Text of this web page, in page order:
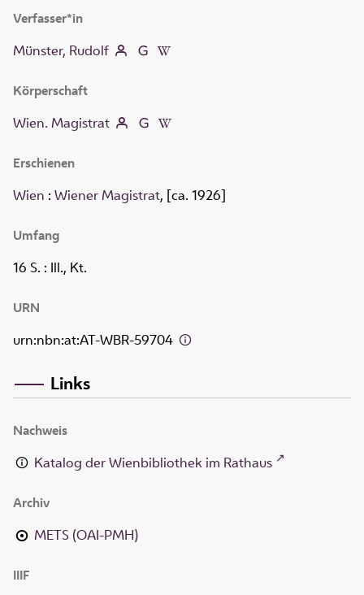
Verfasser*in
Münster, Rudolf
Körperschaft
Wien. Magistrat
Erschienen
Wien : Wiener Magistrat, [ca. 1926]
Umfang
16 S. : Ill., Kt.
URN
urn:nbn:at:AT-WBR-59704
Links
Nachweis
Katalog der Wienbibliothek im Rathaus
Archiv
METS (OAI-PMH)
IIIF